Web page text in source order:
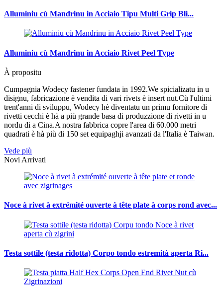
Alluminiu cù Mandrinu in Acciaio Tipu Multi Grip Bli...
Alluminiu cù Mandrinu in Acciaio Rivet Peel Type
À propositu
Cumpagnia Wodecy fastener fundata in 1992.We spicializatu in u
disignu, fabricazione è vendita di vari rivets è insert nut.Cù l'ultimi
trent'anni di sviluppu, Wodecy hè diventatu un primu fornitore di
rivetti cecchi è hà a più grande basa di produzzione di rivetti in u
nordu di a Cina.A nostra fabbrica copre l'area di 60.000 metri
quadrati è hà più di 150 set equipaghji avanzati da l'Italia è Taiwan.
Vede più
Novi Arrivati
Noce à rivet à extrémité ouverte à tête plate à corps rond avec...
Testa sottile (testa ridotta) Corpo tondo estremità aperta Ri...